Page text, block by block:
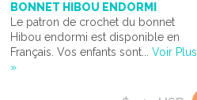
BONNET HIBOU ENDORMI
Le patron de crochet du bonnet
Hibou endormi est disponible en
Français. Vos enfants sont... Voir Plus
»